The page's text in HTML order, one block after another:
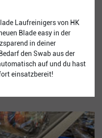
Laufreinigers von HK
Blade easy in der
in deiner
den Swab aus der
auf und du hast
einsatzbereit!